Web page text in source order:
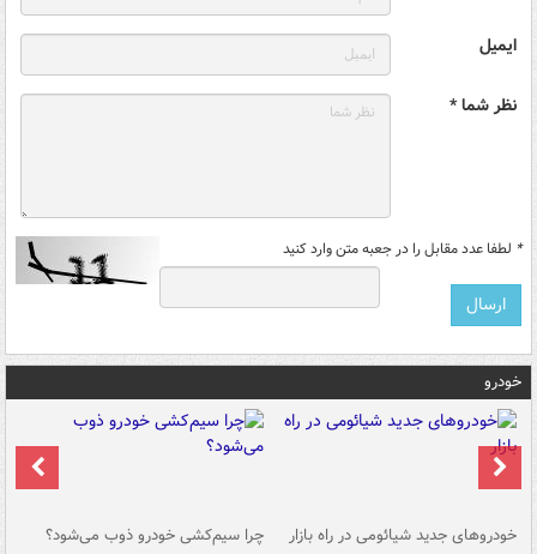
ایمیل
نظر شما *
* لطفا عدد مقابل را در جعبه متن وارد کنید
خودرو
خودروهای جدید شیائومی در راه بازار چرا سیم‌کشی خودرو ذوب می‌شود؟